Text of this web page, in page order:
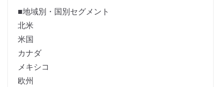
■地域別・国別セグメント
北米
米国
カナダ
メキシコ
欧州